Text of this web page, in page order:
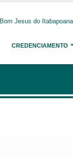
Bom Jesus do
CREDENCIAMENTO